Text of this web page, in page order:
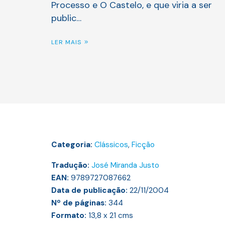
Processo e O Castelo, e que viria a ser
public…
LER MAIS
Categoria: Clássicos, Ficção
Tradução: José Miranda Justo
EAN: 9789727087662
Data de publicação: 22/11/2004
Nº de páginas: 344
Formato: 13,8 x 21 cms